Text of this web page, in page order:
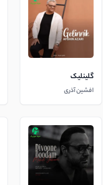
گلینلیک
افشین آذری